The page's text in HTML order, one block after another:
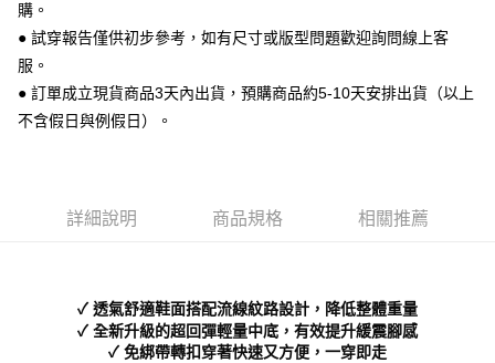
１．簡單：不需註冊會員、不需綁卡、不需儲值。
２．便利：只要手機號碼，簡訊認證，即可結帳。
３．安心：先確認商品／服務後，再付款。
【「AFTEE先享後付」結帳流程】
１．於結帳方式選擇「AFTEE先享後付」後，將跳轉至「AFTEE先享後付」
※ 請注意：結帳手續完成當下不需立刻繳費，但若您需要取消訂單，請聯絡
客戶支援中心」https://netprotections.freshdesk.com/support/home
運送方式
全家 取貨付款
每筆NT$70，滿NT$999(含以上)免運費
付款後 全家取貨
每筆NT$70，滿NT$999(含以上)免運費
購。
● 試穿報告僅供初步參考，如有尺寸或版型問題歡迎詢問線上客
服。
● 訂單成立現貨商品3天內出貨，預購商品約5-10天安排出貨（以上
不含假日與例假日）。
詳細說明 商品規格 相關推薦
✓ 透氣舒適鞋面搭配流線紋路設計，降低整體重量
✓ 全新升級的超回彈輕量中底，有效提升緩震腳感
✓ 免綁帶轉扣穿著快速又方便，一穿即走